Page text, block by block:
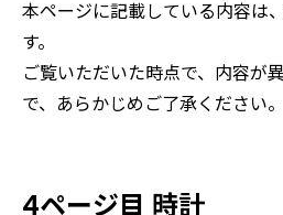
本ページに記載している内容は
す。
ご覧いただいた時点で、内容が
で、あらかじめご了承ください。
4ページ目 時計